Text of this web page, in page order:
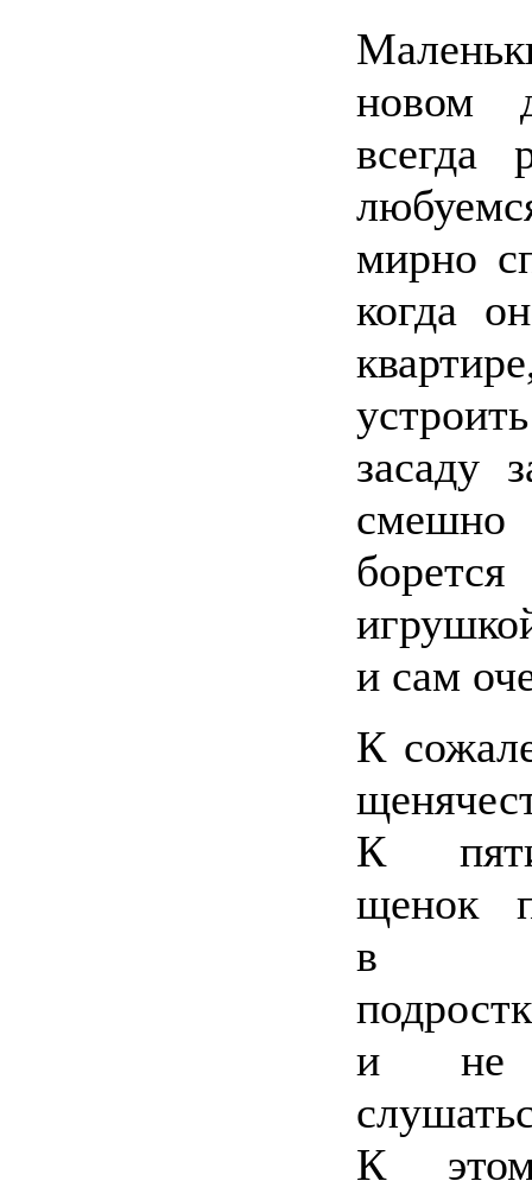
новом
всегда
мирно
когда
засаду
и сам
К
К
щенок
в
и не
К